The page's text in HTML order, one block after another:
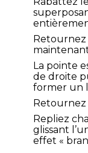
La pointe
de droite
former un
Retournez
Repliez
glissant
effet «